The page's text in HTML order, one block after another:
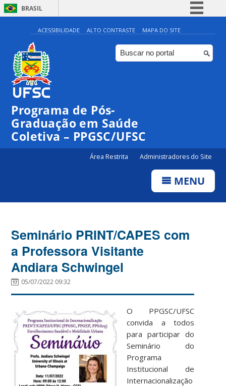
BRASIL
Simplifique!
Comunica BR
Participe
ACESSIBILIDADE ALTO CONTRASTE MAPA DO SITE
Programa de Pós-
Graduação em Saúde
Coletiva – PPGSC/UFSC
Área Restrita Administradores do Site
MENU
Seminário PRINT/CAPES com
a Professora Visitante
Andiara Schwingel
05/07/2022 09:32
O PPGSC/UFSC
convida a todos
para participar do
Seminário do
Programa
Institucional de
Internacionalização